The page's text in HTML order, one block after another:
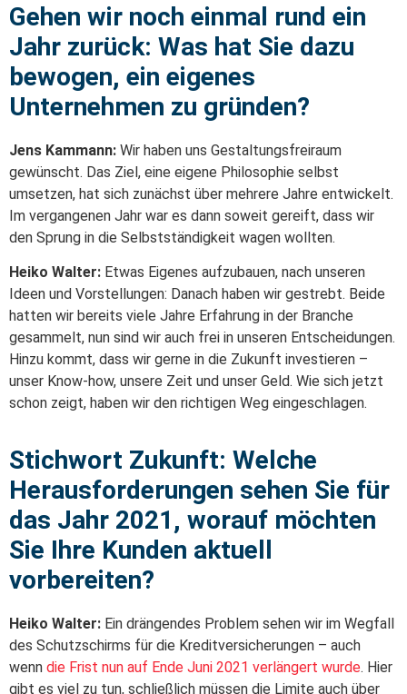
Gehen wir noch einmal rund ein
Jahr zurück: Was hat Sie dazu
bewogen, ein eigenes
Unternehmen zu gründen?
Jens Kammann: Wir haben uns Gestaltungsfreiraum
gewünscht. Das Ziel, eine eigene Philosophie selbst
umsetzen, hat sich zunächst über mehrere Jahre entwickelt.
Im vergangenen Jahr war es dann soweit gereift, dass wir
den Sprung in die Selbstständigkeit wagen wollten.
Heiko Walter: Etwas Eigenes aufzubauen, nach unseren
Ideen und Vorstellungen: Danach haben wir gestrebt. Beide
hatten wir bereits viele Jahre Erfahrung in der Branche
gesammelt, nun sind wir auch frei in unseren Entscheidungen.
Hinzu kommt, dass wir gerne in die Zukunft investieren –
unser Know-how, unsere Zeit und unser Geld. Wie sich jetzt
schon zeigt, haben wir den richtigen Weg eingeschlagen.
Stichwort Zukunft: Welche
Herausforderungen sehen Sie für
das Jahr 2021, worauf möchten
Sie Ihre Kunden aktuell
vorbereiten?
Heiko Walter: Ein drängendes Problem sehen wir im Wegfall
des Schutzschirms für die Kreditversicherungen – auch
wenn die Frist nun auf Ende Juni 2021 verlängert wurde. Hier
gibt es viel zu tun, schließlich müssen die Limite auch über